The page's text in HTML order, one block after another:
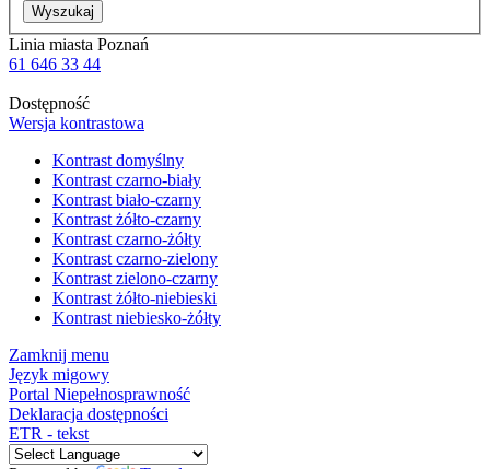
Wyszukaj
Linia miasta Poznań
61 646 33 44
Dostępność
Wersja kontrastowa
Kontrast domyślny
Kontrast czarno-biały
Kontrast biało-czarny
Kontrast żółto-czarny
Kontrast czarno-żółty
Kontrast czarno-zielony
Kontrast zielono-czarny
Kontrast żółto-niebieski
Kontrast niebiesko-żółty
Zamknij menu
Język migowy
Portal Niepełnosprawność
Deklaracja dostępności
ETR - tekst